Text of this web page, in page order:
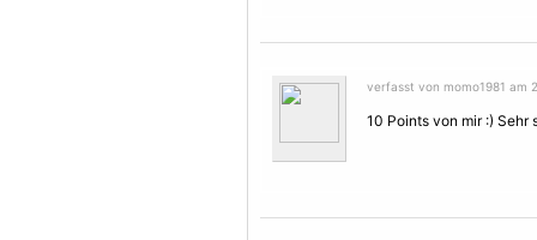
verfasst von momo1981 am
10 Points von mir :)